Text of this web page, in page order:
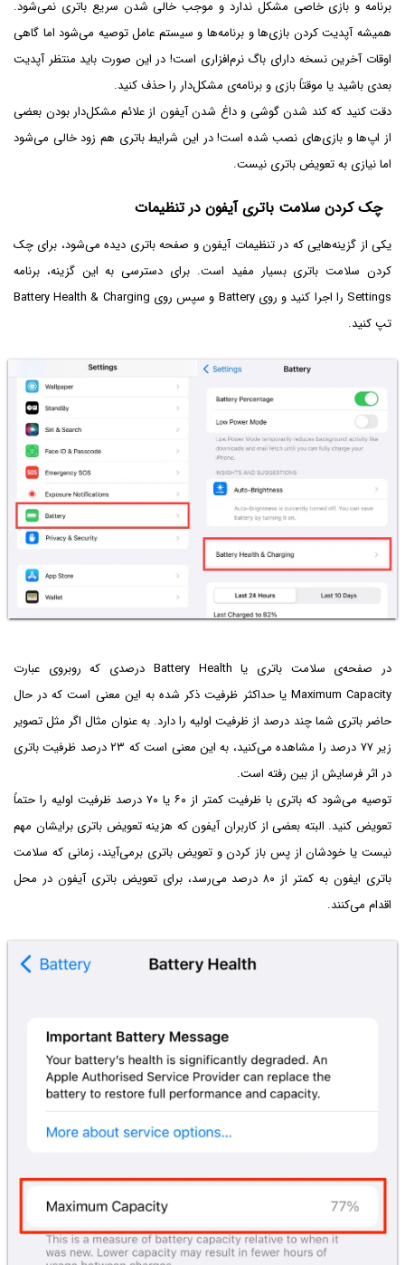
برنامه و بازی خاصی مشکل ندارد و موجب خالی شدن سریع باتری نمی‌شود.
همیشه آپدیت کردن بازی‌ها و برنامه‌ها و سیستم عامل توصیه می‌شود اما گاهی
اوقات آخرین نسخه دارای باگ نرم‌افزاری است! در این صورت باید منتظر آپدیت
بعدی باشید یا موقتاً بازی و برنامه‌ی مشکل‌دار را حذف کنید.
دقت کنید که کند شدن گوشی و داغ شدن آیفون از علائم مشکل‌دار بودن بعضی
از اپ‌ها و بازی‌های نصب شده است! در این شرایط باتری هم زود خالی می‌شود
اما نیازی به تعویض باتری نیست.
چک کردن سلامت باتری آیفون در تنظیمات
یکی از گزینه‌هایی که در تنظیمات آیفون و صفحه باتری دیده می‌شود، برای چک
کردن سلامت باتری بسیار مفید است. برای دسترسی به این گزینه، برنامه
Settings را اجرا کنید و روی Battery و سپس روی Battery Health & Charging
تپ کنید.
در صفحه‌ی سلامت باتری یا Battery Health درصدی که روبروی عبارت
Maximum Capacity یا حداکثر ظرفیت ذکر شده به این معنی است که در حال
حاضر باتری شما چند درصد از ظرفیت اولیه را دارد. به عنوان مثال اگر مثل تصویر
زیر ۷۷ درصد را مشاهده می‌کنید، به این معنی است که ۲۳ درصد ظرفیت باتری
در اثر فرسایش از بین رفته است.
توصیه می‌شود که باتری با ظرفیت کمتر از ۶۰ یا ۷۰ درصد ظرفیت اولیه را حتماً
تعویض کنید. البته بعضی از کاربران آیفون که هزینه تعویض باتری برایشان مهم
نیست یا خودشان از پس باز کردن و تعویض باتری برمی‌آیند، زمانی که سلامت
باتری ایفون به کمتر از ۸۰ درصد می‌رسد، برای تعویض باتری آیفون در محل
اقدام می‌کنند.